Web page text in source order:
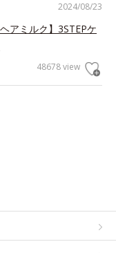
2024/08/23
アミルク】3STEPケ
48678 view